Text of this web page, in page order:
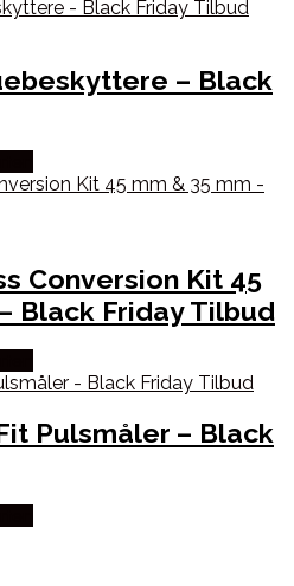
– Black
Conversion Kit 45
Black Friday Tilbud
Pulsmåler – Black